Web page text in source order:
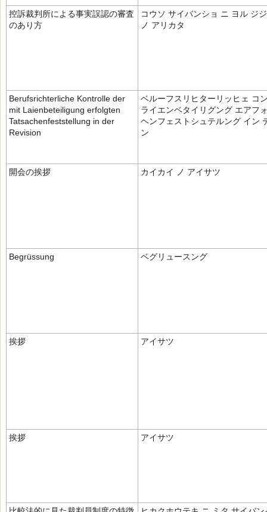
控訴裁判所による事実誤認の審査
のあり方
コウソ サイバンショ ニ ヨル ジ
ノ アリカタ
Berufsrichterliche Kontrolle der
mit Laienbeteiligung erfolgten
Tatsachenfeststellung in der
Revision
ベルーフスリヒターリッヒェ コ
ライエンベタイリグング エアフ
ヘンフェストシュテルング イン
ン
開会の挨拶 カイカイ ノ アイサツ
Begrüssung ベグリュースング
挨拶 アイサツ
挨拶 アイサツ